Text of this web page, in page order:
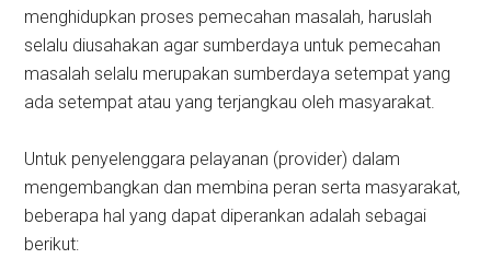
menghidupkan proses pemecahan masalah, haruslah
selalu diusahakan agar sumberdaya untuk pemecahan
masalah selalu merupakan sumberdaya setempat yang
ada setempat atau yang terjangkau oleh masyarakat.
Untuk penyelenggara pelayanan (provider) dalam
mengembangkan dan membina peran serta masyarakat,
beberapa hal yang dapat diperankan adalah sebagai
berikut: